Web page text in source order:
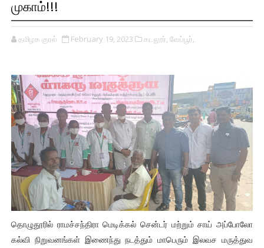
முகாம்!!!
தமிழக குரல் February 19, 2023 கடலூர், வேப்பூர்,
தொழுதூரில் ராமச்சந்திரா மெடிக்கல் சென்டர் மற்றும் சாய் அப்போலோ
கல்வி நிறுவனங்கள் இணைந்து நடத்தும் மாபெரும் இலவச மருத்துவ